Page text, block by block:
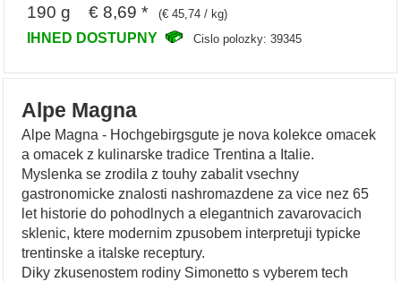
190 g € 8,69 * (€ 45,74 / kg)
IHNED DOSTUPNY Cislo polozky: 39345
Alpe Magna
Alpe Magna - Hochgebirgsgute je nova kolekce omacek
a omacek z kulinarske tradice Trentina a Italie.
Myslenka se zrodila z touhy zabalit vsechny
gastronomicke znalosti nashromazdene za vice nez 65
let historie do pohodlnych a elegantnich zavarovacich
sklenic, ktere modernim zpusobem interpretuji typicke
trentinske a italske receptury.
Diky zkusenostem rodiny Simonetto s vyberem tech